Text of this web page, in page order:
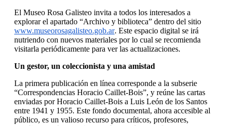
El Museo Rosa Galisteo invita a todos los interesados a
explorar el apartado “Archivo y biblioteca” dentro del sitio
www.museorosagalisteo.gob.ar. Este espacio digital se irá
nutriendo con nuevos materiales por lo cual se recomienda
visitarla periódicamente para ver las actualizaciones.
Un gestor, un coleccionista y una amistad
La primera publicación en línea corresponde a la subserie
“Correspondencias Horacio Caillet-Bois”, y reúne las cartas
enviadas por Horacio Caillet-Bois a Luis León de los Santos
entre 1941 y 1955. Este fondo documental, ahora accesible al
público, es un valioso recurso para críticos, profesores,